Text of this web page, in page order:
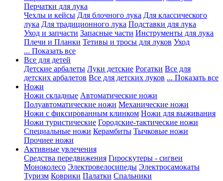
Перчатки для лука
Чехлы и кейсы Для блочного лука Для классического
лука Для традиционного лука Подставки для лука
Уход и запчасти Запасные части Инструменты для лука
Плечи и Планки Тетивы и тросы для луков Уход
... Показать все
Все для детей
Детские арбалеты Луки детские Рогатки Все для
детских арбалетов Все для детских луков ... Показать все
Ножи
Ножи складные Автоматические ножи
Полуавтоматические ножи Механические ножи
Ножи с фиксированным клинком Ножи для выживания
Ножи туристические Городские-тактические ножи
Специальные ножи Керамбиты Тычковые ножи
Прочиее ножи
Активные увлечения
Средства передвижения Гироскутеры - сигвеи
Моноколесо Электровелосипеды Электросамокаты
Туризм Коврики Палатки Спальники